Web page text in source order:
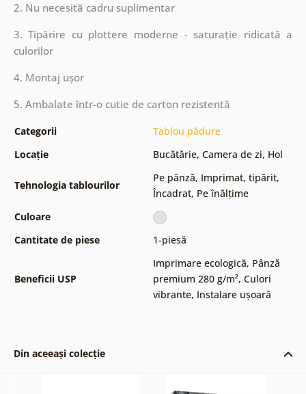
2. Nu necesită cadru suplimentar
3. Tipărire cu plottere moderne - saturație ridicată a
culorilor
4. Montaj ușor
5. Ambalate într-o cutie de carton rezistentă
Categorii
Tablou pădure
Locație
Bucătărie, Camera de zi, Hol
Tehnologia tablourilor
Pe pânză, Imprimat, tipărit,
Încadrat, Pe înălțime
Culoare
Cantitate de piese
1-piesă
Beneficii USP
Imprimare ecologică, Pânză
premium 280 g/m², Culori
vibrante, Instalare ușoară
Din aceeași colecție